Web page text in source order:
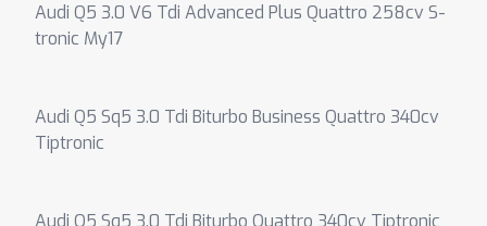
Audi Q5 3.0 V6 Tdi Advanced Plus Quattro 258cv S-
tronic My17
Audi Q5 Sq5 3.0 Tdi Biturbo Business Quattro 340cv
Tiptronic
Audi Q5 Sq5 3.0 Tdi Biturbo Quattro 340cv Tiptronic